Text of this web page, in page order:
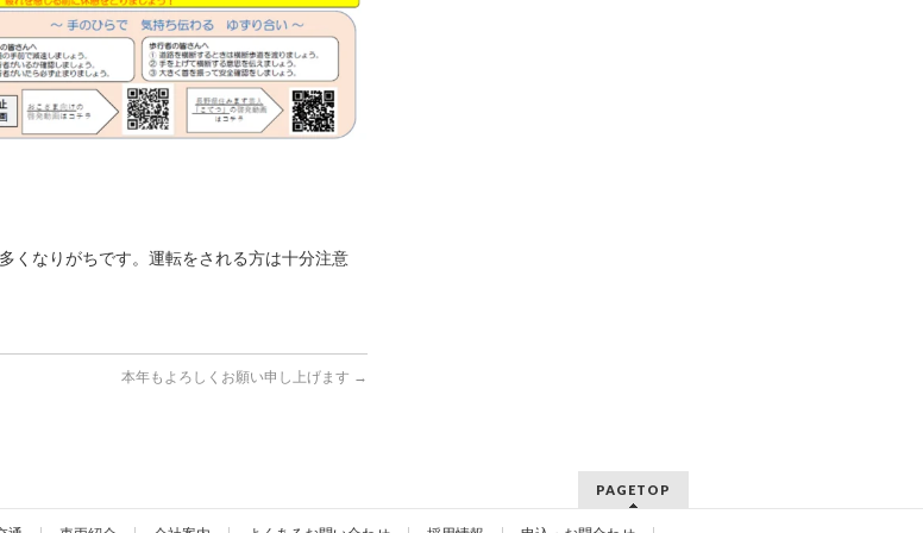
くなりがちです。運転をされる方は十分注意
本年もよろしくお願い申し上げます →
PAGETOP